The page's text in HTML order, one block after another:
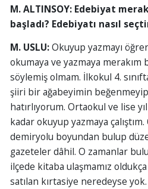
M. ALTINSOY: Edebiyat
başladı? Edebiyatı nasıl
M. USLU:Okuyup yazmayı
okumaya ve yazmaya merakım
söylemiş olmam. İlkokul 4.
şiiri bir ağabeyimin
hatırlıyorum. Ortaokul ve lise
kadar okuyup yazmaya çalıştım.
demiryolu boyundan bulup
gazeteler dâhil. O zamanlar
ilçede kitaba ulaşmamız
satılan kırtasiye neredeyse